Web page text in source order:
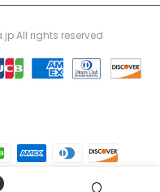
All rights reserved